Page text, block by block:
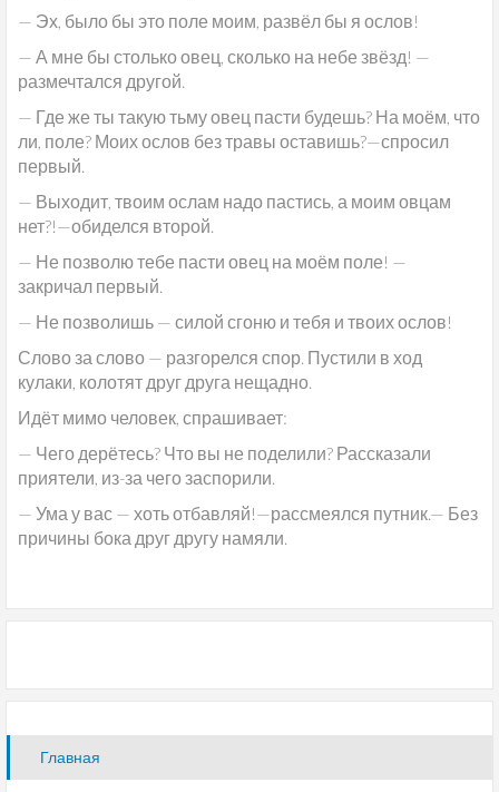
— Эх, было бы это поле моим, развёл бы я ослов!
— А мне бы столько овец, сколько на небе звёзд! —
размечтался другой.
— Где же ты такую тьму овец пасти будешь? На моём, что
ли, поле? Моих ослов без травы оставишь?—спросил
первый.
— Выходит, твоим ослам надо пастись, а моим овцам
нет?!—обиделся второй.
— Не позволю тебе пасти овец на моём поле! —
закричал первый.
— Не позволишь — силой сгоню и тебя и твоих ослов!
Слово за слово — разгорелся спор. Пустили в ход
кулаки, колотят друг друга нещадно.
Идёт мимо человек, спрашивает:
— Чего дерётесь? Что вы не поделили? Рассказали
приятели, из-за чего заспорили.
— Ума у вас — хоть отбавляй!—рассмеялся путник.— Без
причины бока друг другу намяли.
Главная